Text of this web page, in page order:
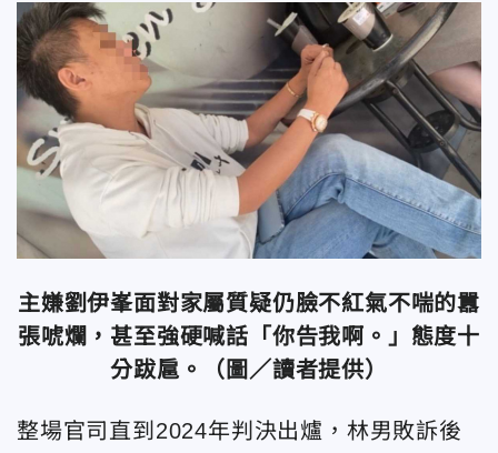
主嫌劉伊峯面對家屬質疑仍臉不紅氣不喘的囂
張唬爛，甚至強硬喊話「你告我啊。」態度十
分跋扈。（圖／讀者提供）
整場官司直到2024年判決出爐，林男敗訴後